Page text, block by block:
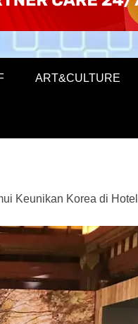
ART&CULTURE
Keunikan Korea di